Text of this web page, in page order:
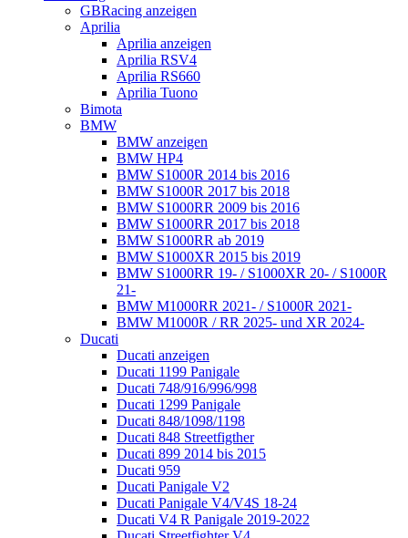
GBRacing anzeigen
Aprilia
Aprilia anzeigen
Aprilia RSV4
Aprilia RS660
Aprilia Tuono
Bimota
BMW
BMW anzeigen
BMW HP4
BMW S1000R 2014 bis 2016
BMW S1000R 2017 bis 2018
BMW S1000RR 2009 bis 2016
BMW S1000RR 2017 bis 2018
BMW S1000RR ab 2019
BMW S1000XR 2015 bis 2019
BMW S1000RR 19- / S1000XR 20- / S1000R
21-
BMW M1000RR 2021- / S1000R 2021-
BMW M1000R / RR 2025- und XR 2024-
Ducati
Ducati anzeigen
Ducati 1199 Panigale
Ducati 748/916/996/998
Ducati 1299 Panigale
Ducati 848/1098/1198
Ducati 848 Streetfigther
Ducati 899 2014 bis 2015
Ducati 959
Ducati Panigale V2
Ducati Panigale V4/V4S 18-24
Ducati V4 R Panigale 2019-2022